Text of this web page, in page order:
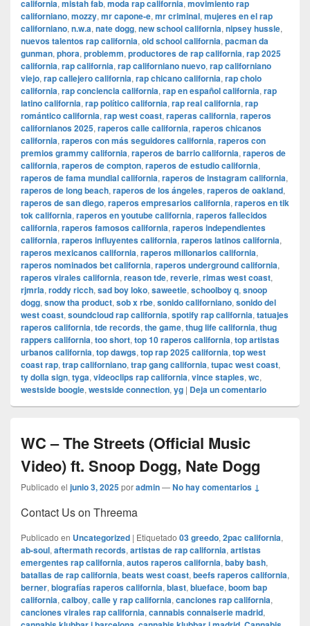
california, mistah fab, moda rap california, movimiento rap
californiano, mozzy, mr capone-e, mr criminal, mujeres en el rap
californiano, n.w.a, nate dogg, new school california, nipsey hussle,
nuevos talentos rap california, old school california, pacman da
gunman, phora, problemm, productores de rap california, rap 2025
california, rap california, rap californiano nuevo, rap californiano
viejo, rap callejero california, rap chicano california, rap cholo
california, rap conciencia california, rap en español california, rap
latino california, rap político california, rap real california, rap
romántico california, rap west coast, raperas california, raperos
californianos 2025, raperos calle california, raperos chicanos
california, raperos con más seguidores california, raperos con
premios grammy california, raperos de barrio california, raperos de
california, raperos de compton, raperos de estudio california,
raperos de fama mundial california, raperos de instagram california,
raperos de long beach, raperos de los ángeles, raperos de oakland,
raperos de san diego, raperos empresarios california, raperos en tik
tok california, raperos en youtube california, raperos fallecidos
california, raperos famosos california, raperos independientes
california, raperos influyentes california, raperos latinos california,
raperos mexicanos california, raperos millonarios california,
raperos nominados bet california, raperos underground california,
raperos virales california, reason tde, reverie, rimas west coast,
rjmrla, roddy ricch, sad boy loko, saweetie, schoolboy q, snoop
dogg, snow tha product, sob x rbe, sonido californiano, sonido del
west coast, soundcloud rap california, spotify rap california, tatuajes
raperos california, tde records, the game, thug life california, thug
rappers california, too short, top 10 raperos california, top artistas
urbanos california, top dawgs, top rap 2025 california, top west
coast rap, trap californiano, trap gang california, tupac west coast,
ty dolla sign, tyga, videoclips rap california, vince staples, wc,
westside boogie, westside connection, yg | Deja un comentario
WC – The Streets (Official Music
Video) ft. Snoop Dogg, Nate Dogg
Publicado el junio 3, 2025poradmin—No hay comentarios ↓
Contact Us on Threema
Publicado en Uncategorized | Etiquetado 03 greedo, 2pac california,
ab-soul, aftermath records, artistas de rap california, artistas
emergentes rap california, autos raperos california, baby bash,
batallas de rap california, beats west coast, beefs raperos california,
berner, biografías raperos california, blast, blueface, boom bap
california, calboy, calle y rap california, canciones rap california,
canciones virales rap california, cannabis connaiserie madrid,